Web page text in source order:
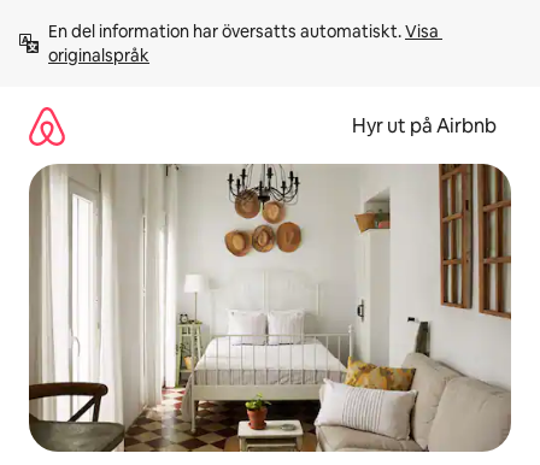
innehåll
En del information har översatts automatiskt. Visa
originalspråk
Hyr ut på Airbnb